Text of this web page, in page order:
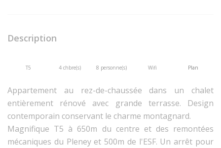
Description
T5 4 chbre(s) 8 personne(s) Wifi Plan
Appartement au rez-de-chaussée dans un chalet
entièrement rénové avec grande terrasse. Design
contemporain conservant le charme montagnard.
Magnifique T5 à 650m du centre et des remontées
mécaniques du Pleney et 500m de l'ESF. Un arrêt pour